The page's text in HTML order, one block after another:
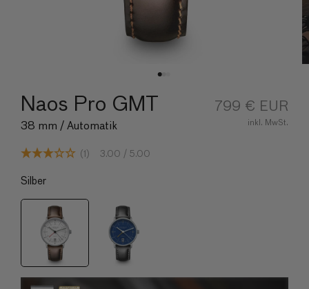
Naos Pro GMT
38 mm / Automatik
Normaler
799 € EUR
inkl. MwSt.
(1) 3.00 / 5.00
Silber